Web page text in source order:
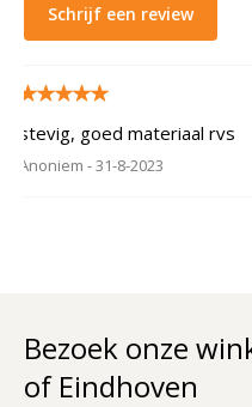
Schrijf een review
stevig, goed materiaal rvs
Anoniem - 31-8-2023
Bezoek onze
of Eindhoven